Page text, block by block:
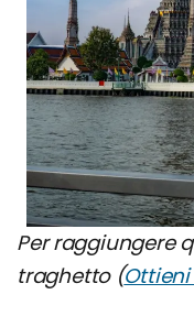
Per raggiungere
traghetto (